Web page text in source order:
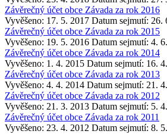
Závěrečný účet obce Závada za rok 2016
Vyvěšeno: 17. 5. 2017 Datum sejmutí: 26.
Závěrečný účet obce Závada za rok 2015
Vyvěšeno: 19. 5. 2016 Datum sejmutí: 4.
Závěrečný účet obce Závada za rok 2014
Vyvěšeno: 1. 4. 2015 Datum sejmutí: 16.
Závěrečný účet obce Závada za rok 2013
Vyvěšeno: 4. 4. 2014 Datum sejmutí: 21.
Závěrečný účet obce Závada za rok 2012
Vyvěšeno: 21. 3. 2013 Datum sejmutí: 5.
Závěrečný účet obce Závada za rok 2011
Vyvěšeno: 23. 4. 2012 Datum sejmutí: 8.